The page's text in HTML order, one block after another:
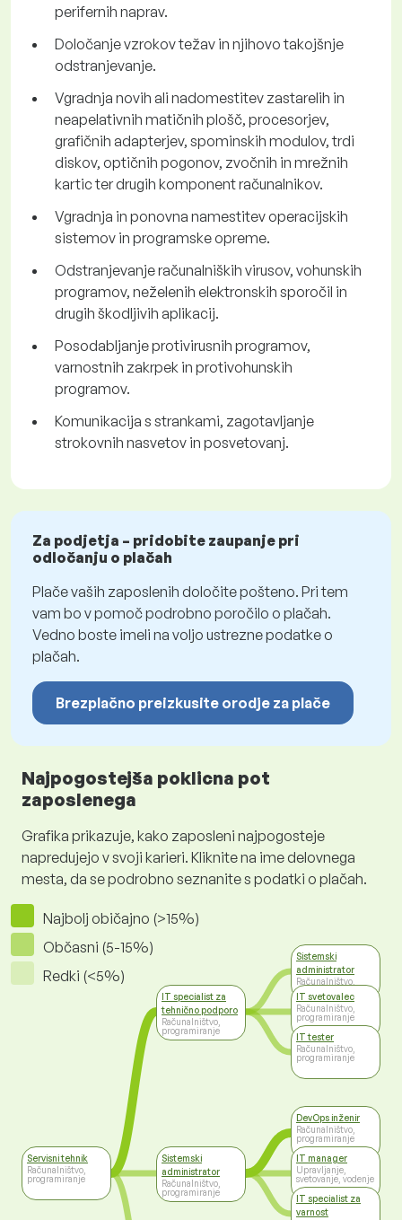
perifernih naprav.
Določanje vzrokov težav in njihovo takojšnje
odstranjevanje.
Vgradnja novih ali nadomestitev zastarelih in
neapelativnih matičnih plošč, procesorjev,
grafičnih adapterjev, spominskih modulov, trdi
diskov, optičnih pogonov, zvočnih in mrežnih
kartic ter drugih komponent računalnikov.
Vgradnja in ponovna namestitev operacijskih
sistemov in programske opreme.
Odstranjevanje računalniških virusov, vohunskih
programov, neželenih elektronskih sporočil in
drugih škodljivih aplikacij.
Posodabljanje protivirusnih programov,
varnostnih zakrpek in protivohunskih
programov.
Komunikacija s strankami, zagotavljanje
strokovnih nasvetov in posvetovanj.
Za podjetja – pridobite zaupanje pri
odločanju o plačah
Plače vaših zaposlenih določite pošteno. Pri tem
vam bo v pomoč podrobno poročilo o plačah.
Vedno boste imeli na voljo ustrezne podatke o
plačah.
Brezplačno preizkusite orodje za plače
Najpogostejša poklicna pot
zaposlenega
Grafika prikazuje, kako zaposleni najpogosteje
napredujejo v svoji karieri. Kliknite na ime delovnega
mesta, da se podrobno seznanite s podatki o plačah.
Najbolj običajno (>15%)
Občasni (5-15%)
Redki (<5%)
Servisni tehnik
Računalništvo,
programiranje
IT specialist za
tehnično podporo
Računalništvo,
programiranje
Sistemski
administrator
Računalništvo,
programiranje
Sistemski
administrator
Računalništvo,
programiranje
IT svetovalec
Računalništvo,
programiranje
IT tester
Računalništvo,
programiranje
DevOps inženir
Računalništvo,
programiranje
IT manager
Upravljanje,
svetovanje, vodenje
IT specialist za
varnost